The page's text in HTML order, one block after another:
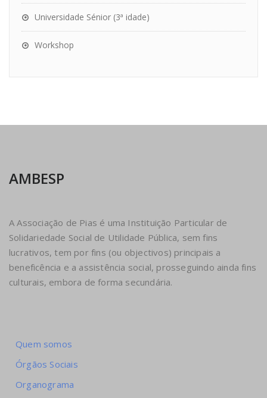
Universidade Sénior (3ª idade)
Workshop
AMBESP
A Associação de Pias é uma Instituição Particular de
Solidariedade Social de Utilidade Pública, sem fins
lucrativos, tem por fins (ou objectivos) principais a
beneficência e a assistência social, prosseguindo ainda fins
culturais, embora de forma secundária.
Quem somos
Órgãos Sociais
Organograma